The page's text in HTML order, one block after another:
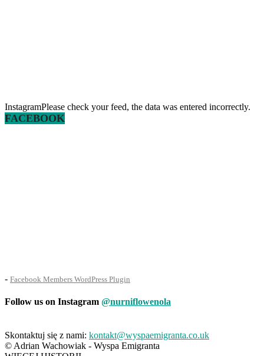
InstagramPlease check your feed, the data was entered incorrectly.
FACEBOOK
- Facebook Members WordPress Plugin
Follow us on Instagram @nurniflowenola
Skontaktuj się z nami: kontakt@wyspaemigranta.co.uk
© Adrian Wachowiak - Wyspa Emigranta